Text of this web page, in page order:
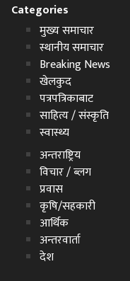
Categories
मुख्य समाचार
स्थानीय समाचार
Breaking News
खेलकुद
पत्रपत्रिकाबाट
साहित्य / संस्कृति
स्वास्थ्य
अन्तराष्ट्रिय
विचार / ब्लग
प्रवास
कृषि/सहकारी
आर्थिक
अन्तरवार्ता
देश